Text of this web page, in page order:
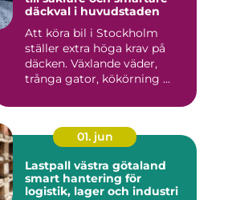
däckval i huvudstaden
Att köra bil i Stockholm
ställer extra höga krav på
däcken. Växlande väder,
trånga gator, kökörning ...
01. jun
Lastpall västra götaland
smart hantering för
logistik, lager och industri